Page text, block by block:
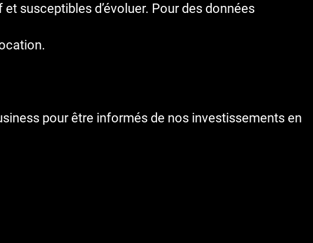
susceptibles d’évoluer. Pour des données
pour être informés de nos investissements en